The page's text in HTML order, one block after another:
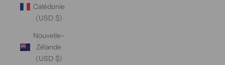
Calédonie
(USD $)
Nouvelle-
Zélande
(USD $)